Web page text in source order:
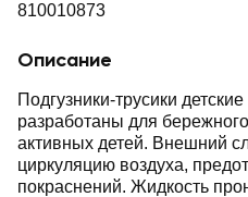
810010873
Описание
Подгузники-трусики
разработаны для
активных детей. Внешний
циркуляцию воздуха,
покраснений. Жидкость